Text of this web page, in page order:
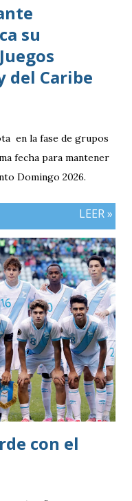
su
del Caribe
en la fase de grupos
fecha para mantener
Domingo 2026.
LEER »
con el